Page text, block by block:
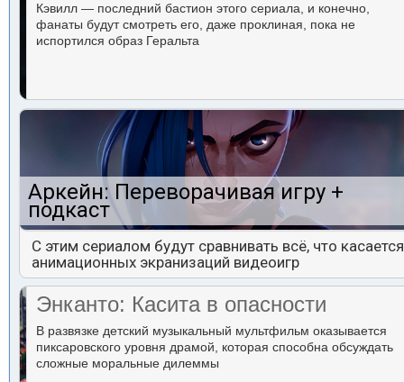
Кэвилл — последний бастион этого сериала, и конечно,
фанаты будут смотреть его, даже проклиная, пока не
испортился образ Геральта
Аркейн: Переворачивая игру +
подкаст
С этим сериалом будут сравнивать всё, что касается
анимационных экранизаций видеоигр
Энканто: Касита в опасности
В развязке детский музыкальный мультфильм оказывается
пиксаровского уровня драмой, которая способна обсуждать
сложные моральные дилеммы